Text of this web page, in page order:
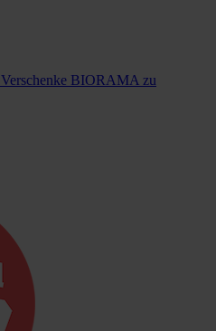
Verschenke BIORAMA zu